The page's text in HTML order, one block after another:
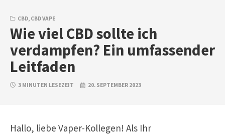
CBD, CBD VAPE
Wie viel CBD sollte ich
verdampfen? Ein umfassender
Leitfaden
3 MINUTEN LESEZEIT 20. SEPTEMBER 2023
Hallo, liebe Vaper-Kollegen! Als Ihr